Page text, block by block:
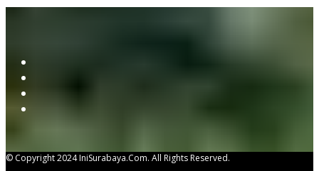
© Copyright 2024 IniSurabaya.com. All Rights Reserved.